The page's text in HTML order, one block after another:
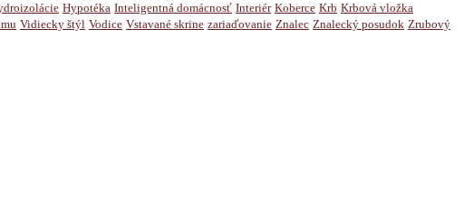
Hypotéka Inteligentná domácnosť Interiér Koberce Krb Krbová vložka
Vidiecky štýl Vodice Vstavané skrine zariaďovanie Znalec Znalecký posudok Zrubový